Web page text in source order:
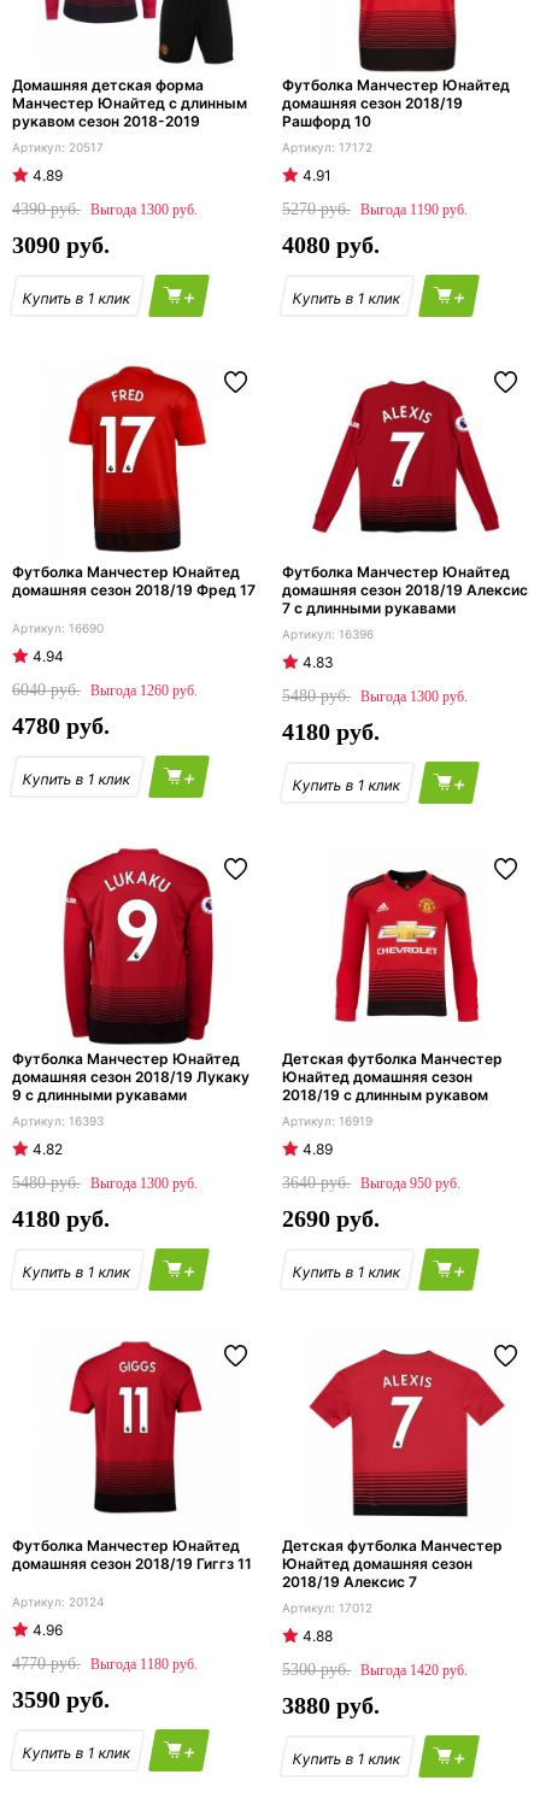
Домашняя детская форма
Манчестер Юнайтед с длинным
рукавом сезон 2018-2019
20517
4.89
4390
1300
3090
+
Футболка Манчестер Юнайтед
домашняя сезон 2018/19
Рашфорд 10
17172
4.91
5270
1190
4080
+
Футболка Манчестер Юнайтед
домашняя сезон 2018/19 Фред 17
16690
4.94
6040
1260
4780
+
Футболка Манчестер Юнайтед
домашняя сезон 2018/19 Алексис
7 с длинными рукавами
16396
4.83
5480
1300
4180
+
Футболка Манчестер Юнайтед
домашняя сезон 2018/19 Лукаку
9 с длинными рукавами
16393
4.82
5480
1300
4180
+
Детская футболка Манчестер
Юнайтед домашняя сезон
2018/19 с длинным рукавом
16919
4.89
3640
950
2690
+
Футболка Манчестер Юнайтед
домашняя сезон 2018/19 Гиггз 11
20124
4.96
4770
1180
3590
+
Детская футболка Манчестер
Юнайтед домашняя сезон
2018/19 Алексис 7
17012
4.88
5300
1420
3880
+